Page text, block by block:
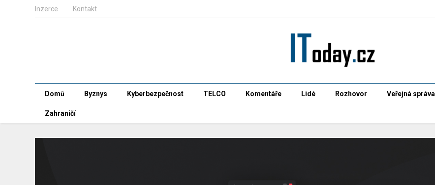
Inzerce Kontakt
Domů Byznys Kyberbezpečnost TELCO Komentáře Lidé Rozhovor Veřejná správa
Zahraničí